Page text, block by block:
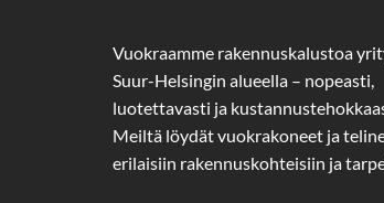
Vuokraamme rakennuskalustoa
Suur-Helsingin alueella – nopeasti,
luotettavasti ja
Meiltä löydät vuokrakoneet ja
erilaisiin rakennuskohteisiin ja